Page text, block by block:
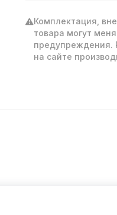
Комплектация,
товара могут
предупреждения.
на сайте